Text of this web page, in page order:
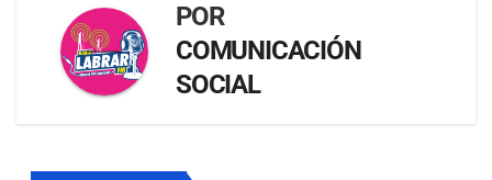
POR
COMUNICACIÓN
SOCIAL